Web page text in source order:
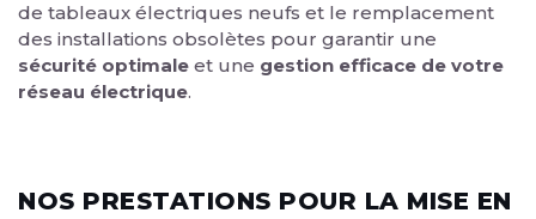
de tableaux électriques neufs et le remplacement
des installations obsolètes pour garantir une
sécurité optimale et une gestion efficace de votre
réseau électrique.
NOS PRESTATIONS POUR LA MISE EN